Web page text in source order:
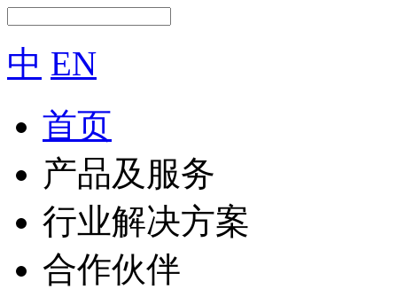
中 EN
首页
产品及服务
行业解决方案
合作伙伴